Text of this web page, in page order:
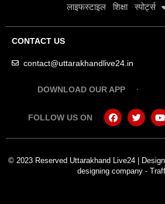
लाइफस्टाइल
शिक्षा स्पोर्ट्स
CONTACT US
contact@uttarakhandlive24.in
DOWNLOAD OUR APP
FOLLOW US ON
© 2023 Reserved Uttarakhand Live24 |
designing company-